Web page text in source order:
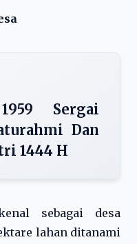
Sergai
Dan
1444 H
sebagai desa
lahan ditanami